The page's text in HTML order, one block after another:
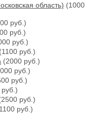
область) (1000
руб.)
руб.)
руб.)
(1100 руб.)
(2000 руб.)
руб.)
руб.)
руб.)
руб.)